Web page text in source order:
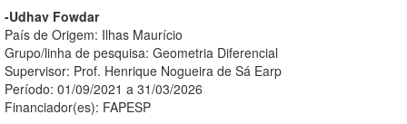
-Udhav Fowdar
País de Origem: Ilhas Maurício
Grupo/linha de pesquisa: Geometria Diferencial
Supervisor: Prof. Henrique Nogueira de Sá Earp
Período: 01/09/2021 a 31/03/2026
Financiador(es): FAPESP